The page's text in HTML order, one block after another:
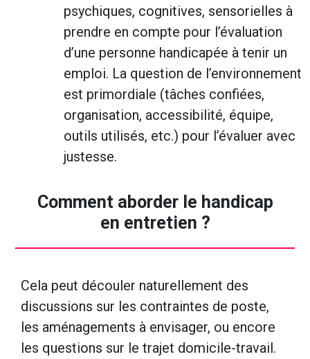
psychiques, cognitives, sensorielles à
prendre en compte pour l’évaluation
d’une personne handicapée à tenir un
emploi. La question de l’environnement
est primordiale (tâches confiées,
organisation, accessibilité, équipe,
outils utilisés, etc.) pour l’évaluer avec
justesse.
Comment aborder le handicap
en entretien ?
Cela peut découler naturellement des
discussions sur les contraintes de poste,
les aménagements à envisager, ou encore
les questions sur le trajet domicile-travail.